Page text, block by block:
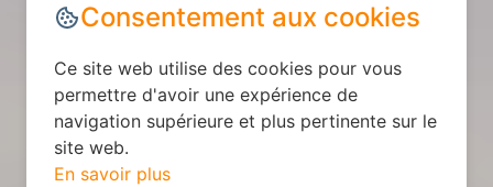
Consentement aux cookies
Ce site web utilise des cookies pour vous
permettre d'avoir une expérience de
navigation supérieure et plus pertinente sur le
site web.
En savoir plus